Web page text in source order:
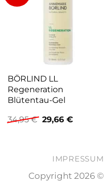
BÖRLIND LL
Regeneration
Blütentau-Gel
34,95€ Ursprünglicher
Preis
29,66 €Aktueller
IMPRESSUM
Copyright 2026 ©